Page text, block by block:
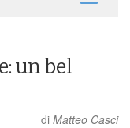
un bel
di Matteo Casci